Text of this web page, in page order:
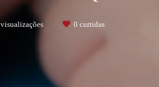
visualizações 0 curtidas